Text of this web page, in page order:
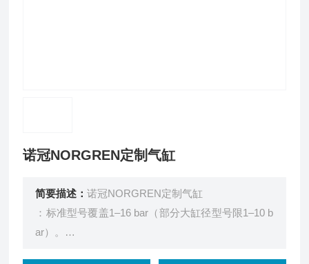
诺冠NORGREN定制气缸
简要描述：诺冠NORGREN定制气缸
：标准型号覆盖1–16 bar（部分大缸径型号限1–10 b
ar）。